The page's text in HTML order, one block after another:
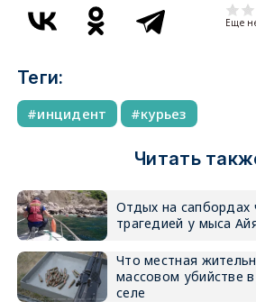
Еще
Теги:
инцидент курьез
Читать
Отдых на сапбордах
трагедией у мыса
Что местная
массовом убийстве
селе